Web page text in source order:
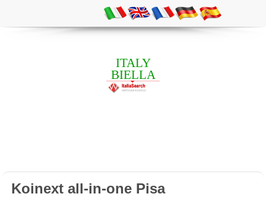
ITALY
BIELLA
Koinext all-in-one Pisa